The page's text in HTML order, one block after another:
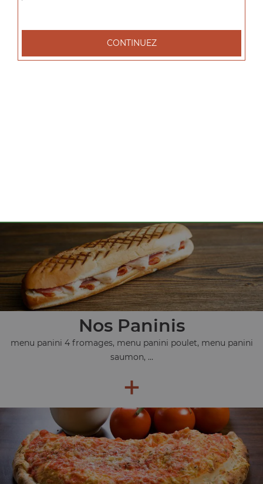
+
Nos Paninis
menu panini 4 fromages, menu panini poulet, menu panini
saumon, ...
+
CONTINUEZ